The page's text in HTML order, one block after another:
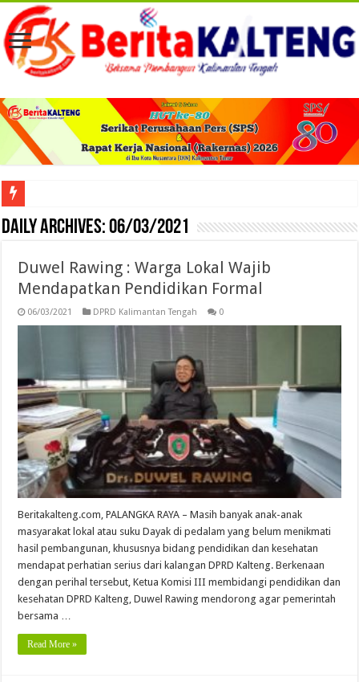
Viral! Selama Dua Bulan Lebih Siltap Serta Tunjangan Pemdes dan BPD di
Daily Archives:06/03/2021
Duwel Rawing : Warga Lokal Wajib
Mendapatkan Pendidikan Formal
06/03/2021 DPRD Kalimantan Tengah 0
Beritakalteng.com, PALANGKA RAYA – Masih banyak anak-anak
masyarakat lokal atau suku Dayak di pedalam yang belum menikmati
hasil pembangunan, khususnya bidang pendidikan dan kesehatan
mendapat perhatian serius dari kalangan DPRD Kalteng. Berkenaan
dengan perihal tersebut, Ketua Komisi III membidangi pendidikan dan
kesehatan DPRD Kalteng, Duwel Rawing mendorong agar pemerintah
bersama …
Read More »